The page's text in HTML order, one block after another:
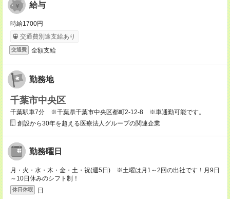
給与
時給1700円
交通費別途支給あり
交通費 全額支給
勤務地
千葉市中央区
千葉駅車7分 ※千葉県千葉市中央区都町2-12-8 ※車通勤可能です。
創設から30年を超える医療法人グループの関連企業
勤務曜日
月・火・水・木・金・土・祝(週5日) ※土曜は月1～2回の出社です！月9日
～10日休みのシフト制！
休日休暇 日